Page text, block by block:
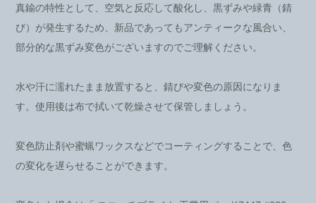
真鍮の特性として、空気と反応して酸化し、黒ずみや緑青（錆
び）が発生するため、新品であってもアンティークな風合い、
部分的な黒ずみ変色がございますのでご理解ください。
水や汗に濡れたまま放置すると、錆びや変色の原因になりま
す。使用後は布で拭いて乾燥させて保管しましょう。
変色防止剤や蜜蝋ワックスなどでコーティングすることで、色
の変化を遅らせることができます。